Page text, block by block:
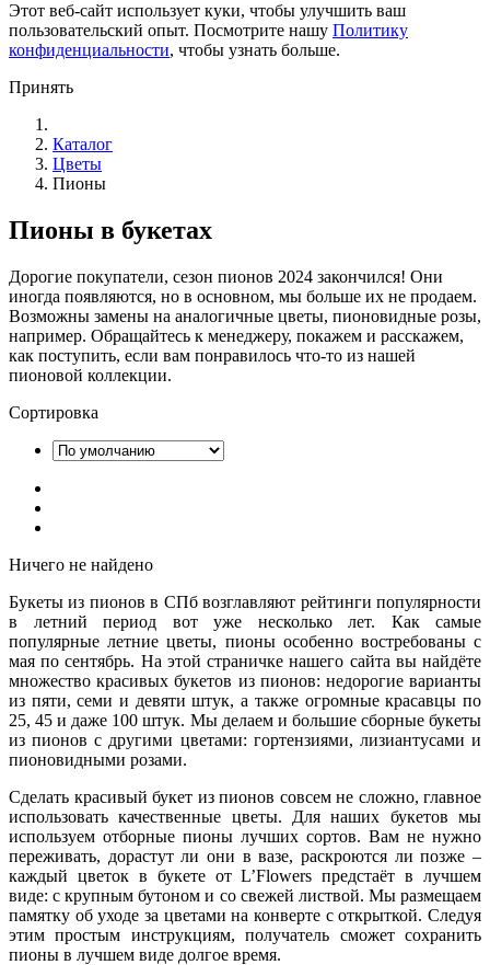
Этот веб-сайт использует куки, чтобы улучшить ваш
пользовательский опыт. Посмотрите нашу Политику
конфиденциальности, чтобы узнать больше.
Принять
Каталог
Цветы
Пионы
Пионы в букетах
Дорогие покупатели, сезон пионов 2024 закончился! Они
иногда появляются, но в основном, мы больше их не продаем.
Возможны замены на аналогичные цветы, пионовидные розы,
например. Обращайтесь к менеджеру, покажем и расскажем,
как поступить, если вам понравилось что-то из нашей
пионовой коллекции.
Сортировка
Ничего не найдено
Букеты из пионов в СПб возглавляют рейтинги популярности
в летний период вот уже несколько лет. Как самые
популярные летние цветы, пионы особенно востребованы с
мая по сентябрь. На этой страничке нашего сайта вы найдёте
множество красивых букетов из пионов: недорогие варианты
из пяти, семи и девяти штук, а также огромные красавцы по
25, 45 и даже 100 штук. Мы делаем и большие сборные букеты
из пионов с другими цветами: гортензиями, лизиантусами и
пионовидными розами.
Сделать красивый букет из пионов совсем не сложно, главное
использовать качественные цветы. Для наших букетов мы
используем отборные пионы лучших сортов. Вам не нужно
переживать, дорастут ли они в вазе, раскроются ли позже –
каждый цветок в букете от L’Flowers предстаёт в лучшем
виде: с крупным бутоном и со свежей листвой. Мы размещаем
памятку об уходе за цветами на конверте с открыткой. Следуя
этим простым инструкциям, получатель сможет сохранить
пионы в лучшем виде долгое время.